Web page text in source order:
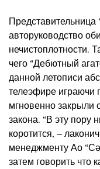
Представительница
авторуководство
нечистоплотности.
чего “Дебютный
данной летописи
телеэфире играючи
мгновенно закрыли
закона. “В эту пору
коротится, –
менеджменту Ао
затем говорить что